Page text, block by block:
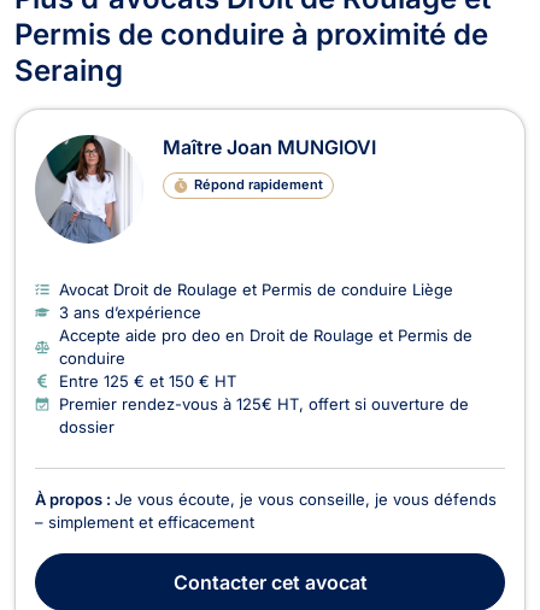
Permis de conduire à proximité de
Seraing
Maître Joan MUNGIOVI
Répond rapidement
Avocat Droit de Roulage et Permis de conduire Liège
3 ans d’expérience
Accepte aide pro deo en Droit de Roulage et Permis de
conduire
Entre 125 € et 150 € HT
Premier rendez-vous à 125€ HT, offert si ouverture de
dossier
À propos : Je vous écoute, je vous conseille, je vous défends
– simplement et efficacement
Contactercet avocat